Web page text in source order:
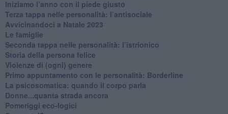
​Iniziamo l’anno con il piede giusto
​Terza tappa nelle personalità: l’antisociale
​Avvicinandoci a Natale 2023
Le famiglie
Seconda tappa nelle personalità: l’istrionico
​Storia della persona felice
Violenze di (ogni) genere
​Primo appuntamento con le personalità: Borderline
La psicosomatica: quando il corpo parla
Donne...quanta strada ancora
​Pomeriggi eco-logici